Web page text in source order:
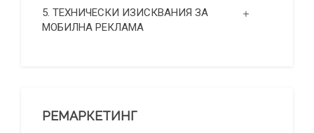
5. ТЕХНИЧЕСКИ ИЗИСКВАНИЯ ЗА
МОБИЛНА РЕКЛАМА
РЕМАРКЕТИНГ